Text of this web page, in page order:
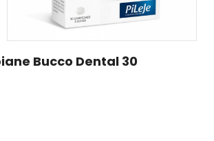
Bucco Dental 30